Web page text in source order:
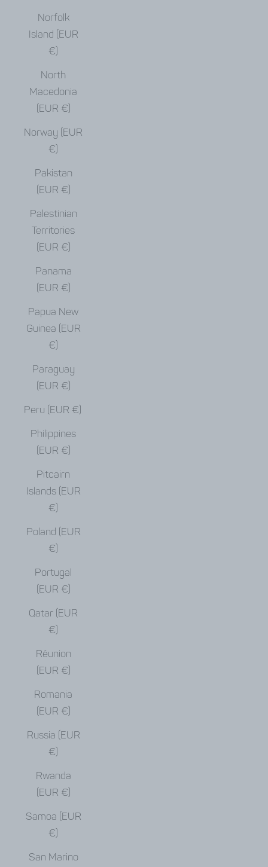
Norfolk
Island (EUR
€)
North
Macedonia
(EUR €)
Norway (EUR
€)
Pakistan
(EUR €)
Palestinian
Territories
(EUR €)
Panama
(EUR €)
Papua New
Guinea (EUR
€)
Paraguay
(EUR €)
Peru (EUR €)
Philippines
(EUR €)
Pitcairn
Islands (EUR
€)
Poland (EUR
€)
Portugal
(EUR €)
Qatar (EUR
€)
Réunion
(EUR €)
Romania
(EUR €)
Russia (EUR
€)
Rwanda
(EUR €)
Samoa (EUR
€)
San Marino